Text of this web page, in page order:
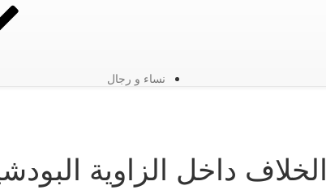
نساء و رجال
الخلاف داخل الزاوية